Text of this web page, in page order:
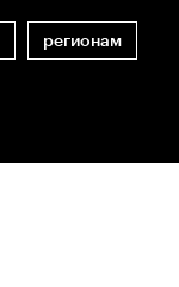
регионам